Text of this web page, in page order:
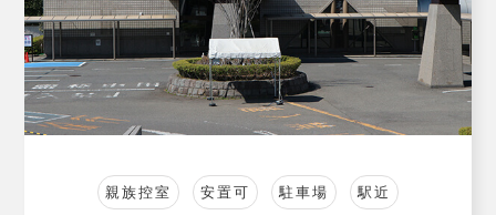
親族控室 安置可 駐車場 駅近